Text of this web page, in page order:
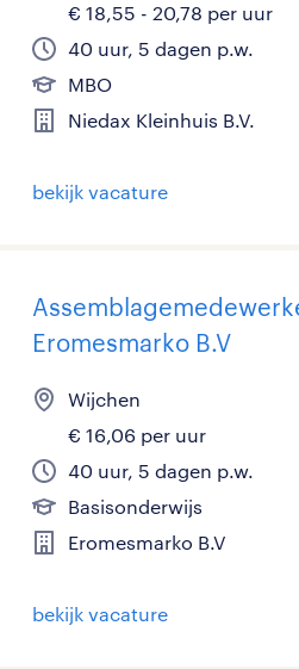
€ 18,55 - 20,78 per uur
40 uur, 5 dagen p.w.
MBO
Niedax Kleinhuis B.V.
bekijk vacature
Eromesmarko B.V
Wijchen
€ 16,06 per uur
40 uur, 5 dagen p.w.
Basisonderwijs
Eromesmarko B.V
bekijk vacature